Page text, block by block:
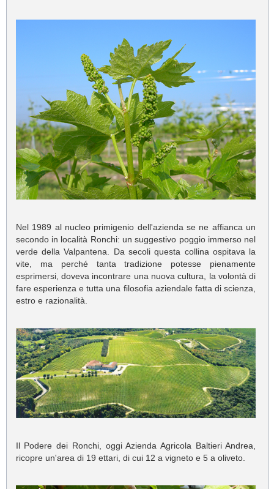
Nel 1989 al nucleo primigenio dell'azienda se ne affianca un
secondo in località Ronchi: un suggestivo poggio immerso nel
verde della Valpantena. Da secoli questa collina ospitava la
vite, ma perché tanta tradizione potesse pienamente
esprimersi, doveva incontrare una nuova cultura, la volontà di
fare esperienza e tutta una filosofia aziendale fatta di scienza,
estro e razionalità.
Il Podere dei Ronchi, oggi Azienda Agricola Baltieri Andrea,
ricopre un'area di 19 ettari, di cui 12 a vigneto e 5 a oliveto.